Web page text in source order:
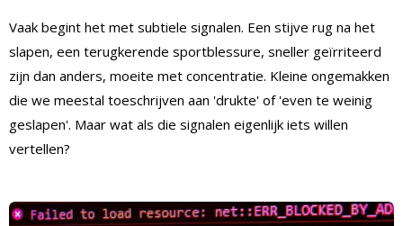
Vaak begint het met subtiele signalen. Een stijve rug na het
slapen, een terugkerende sportblessure, sneller geïrriteerd
zijn dan anders, moeite met concentratie. Kleine ongemakken
die we meestal toeschrijven aan 'drukte' of 'even te weinig
geslapen'. Maar wat als die signalen eigenlijk iets willen
vertellen?